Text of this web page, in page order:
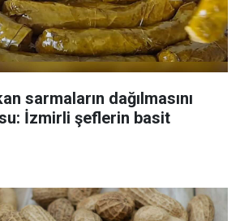
sarmaların dağılmasını
İzmirli şeflerin basit